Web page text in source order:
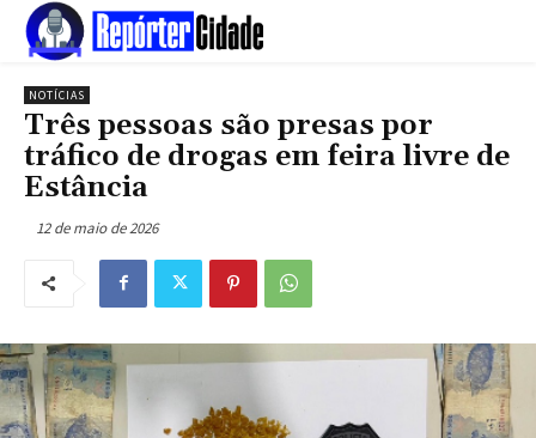
NOTÍCIAS
Três pessoas são presas por
tráfico de drogas em feira livre de
Estância
12 de maio de 2026